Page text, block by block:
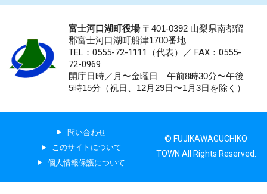
富士河口湖町役場〒401-0392 山梨県南都留
郡富士河口湖町船津1700番地
TEL：0555-72-1111 （代表）／ FAX：0555-
72-0969
開庁日時／月〜金曜日 午前8時30分〜午後
5時15分（祝日、12月29日〜1月3日を除く）
問い合わせ
このサイトについて
個人情報保護について
© FUJIKAWAGUCHIKO
TOWN All Rights Reserved.